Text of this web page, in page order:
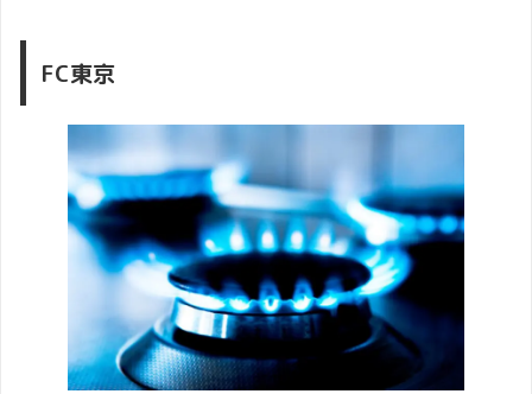
FC東京